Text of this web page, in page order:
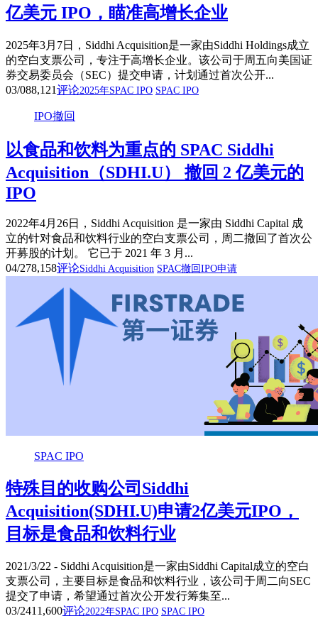
亿美元 IPO，瞄准高增长企业
2025年3月7日，Siddhi Acquisition是一家由Siddhi Holdings成立
的空白支票公司，专注于高增长企业。该公司于周五向美国证
券交易委员会（SEC）提交申请，计划通过首次公开...
03/088,121评论2025年SPAC IPO SPAC IPO
IPO撤回
以食品和饮料为重点的 SPAC Siddhi
Acquisition（SDHI.U） 撤回 2 亿美元的
IPO
2022年4月26日，Siddhi Acquisition 是一家由 Siddhi Capital 成
立的针对食品和饮料行业的空白支票公司，周二撤回了首次公
开募股的计划。 它已于 2021 年 3 月...
04/278,158评论Siddhi Acquisition SPAC撤回IPO申请
SPAC IPO
特殊目的收购公司Siddhi
Acquisition(SDHI.U)申请2亿美元IPO，
目标是食品和饮料行业
2021/3/22 - Siddhi Acquisition是一家由Siddhi Capital成立的空白
支票公司，主要目标是食品和饮料行业，该公司于周二向SEC
提交了申请，希望通过首次公开发行筹集至...
03/2411,600评论2022年SPAC IPO SPAC IPO